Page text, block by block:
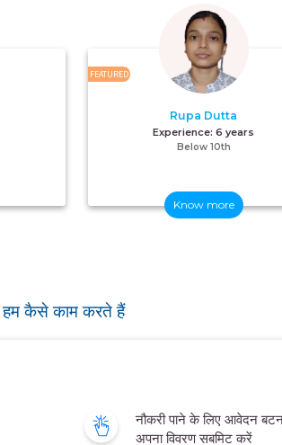
FEATURED
Rupa Dutta
Experience:6 years
Below 10th
Know more
हम कैसे काम करते हैं
नौकरी पाने के लिए आवेदन
अपना विवरण सबमिट करें